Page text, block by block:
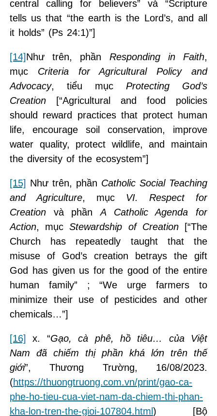
central calling for believers” và “Scripture
tells us that “the earth is the Lord’s, and all
it holds” (Ps 24:1)”]
[14]Như trên, phần Responding in Faith,
mục Criteria for Agricultural Policy and
Advocacy, tiểu mục Protecting God’s
Creation [“Agricultural and food policies
should reward practices that protect human
life, encourage soil conservation, improve
water quality, protect wildlife, and maintain
the diversity of the ecosystem”]
[15] Như trên, phần Catholic Social Teaching
and Agriculture, mục VI. Respect for
Creation và phầnA Catholic Agenda for
Action, mụcStewardship of Creation[“The
Church has repeatedly taught that the
misuse of God’s creation betrays the gift
God has given us for the good of the entire
human family” ; “We urge farmers to
minimize their use of pesticides and other
chemicals…”]
[16] x. “Gạo, cà phê, hồ tiêu… của Việt
Nam đã chiếm thị phần khá lớn trên thế
giới”, Thương Trường, 16/08/2023.
(https://thuongtruong.com.vn/print/gao-ca-
phe-ho-tieu-cua-viet-nam-da-chiem-thi-phan-
kha-lon-tren-the-gioi-107804.html ) [Bộ